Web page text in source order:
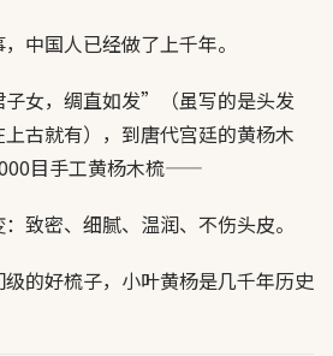
中国人已经做了上千年。
女，绸直如发”（虽写的是头发
古就有），到唐代宫廷的黄杨木
目手工黄杨木梳——
致密、细腻、温润、不伤头皮。
的好梳子，小叶黄杨是几千年历史